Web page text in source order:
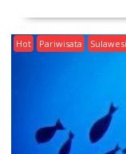
Hot Pariwisata